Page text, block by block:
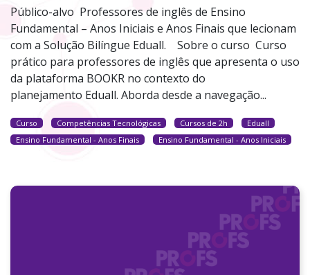
Público-alvo Professores de inglês de Ensino
Fundamental – Anos Iniciais e Anos Finais que lecionam
com a Solução Bilíngue Eduall. Sobre o curso Curso
prático para professores de inglês que apresenta o uso
da plataforma BOOKR no contexto do
planejamento Eduall. Aborda desde a navegação...
Curso Competências Tecnológicas Cursos de 2h
Eduall
Ensino Fundamental - Anos Finais
Ensino Fundamental - Anos Iniciais